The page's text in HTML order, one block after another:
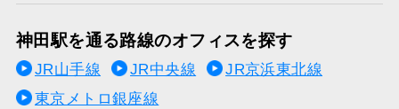
神田駅を通る路線のオフィスを探す
JR山手線 JR中央線
JR京浜東北線
東京メトロ銀座線